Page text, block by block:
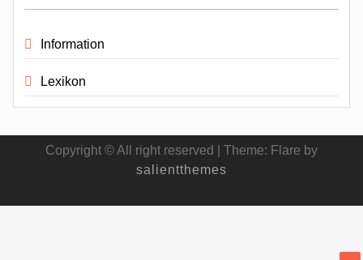
Information
Lexikon
Copyright © All right reserved
Theme: Flare by
salientthemes